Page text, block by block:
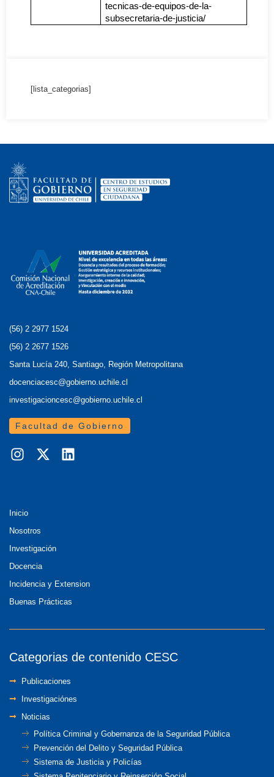
tecnicas-de-equipos-de-la-
subsecretaria-de-justicia/
[lista_categorias]
(56) 2 2977 1524
(56) 2 2677 1526
Santa Lucía 240, Santiago, Región Metropolitana
docenciacesc@gobierno.uchile.cl
investigacioncesc@gobierno.uchile.cl
Facultad de Gobierno
Inicio
Nosotros
Investigación
Docencia
Incidencia y Extension
Buenas Prácticas
Categorias de contenido CESC
Publicaciones
Investigaciónes
Noticias
Política Criminal y Gobernanza de la Seguridad Pública
Prevención del Delito y Seguridad Pública
Sistema de Justicia y Policías